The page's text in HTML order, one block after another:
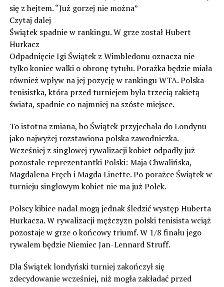
się z hejtem. “Już gorzej nie można”
Czytaj dalej
Świątek spadnie w rankingu. W grze został Hubert
Hurkacz
Odpadnięcie Igi Świątek z Wimbledonu oznacza nie
tylko koniec walki o obronę tytułu. Porażka będzie miała
również wpływ na jej pozycję w rankingu WTA. Polska
tenisistka, która przed turniejem była trzecią rakietą
świata, spadnie co najmniej na szóste miejsce.
To istotna zmiana, bo Świątek przyjechała do Londynu
jako najwyżej rozstawiona polska zawodniczka.
Wcześniej z singlowej rywalizacji kobiet odpadły już
pozostałe reprezentantki Polski: Maja Chwalińska,
Magdalena Fręch i Magda Linette. Po porażce Świątek w
turnieju singlowym kobiet nie ma już Polek.
Polscy kibice nadal mogą jednak śledzić występ Huberta
Hurkacza. W rywalizacji mężczyzn polski tenisista wciąż
pozostaje w grze o końcowy triumf. W 1/8 finału jego
rywalem będzie Niemiec Jan-Lennard Struff.
Dla Świątek londyński turniej zakończył się
zdecydowanie wcześniej, niż mogła zakładać przed